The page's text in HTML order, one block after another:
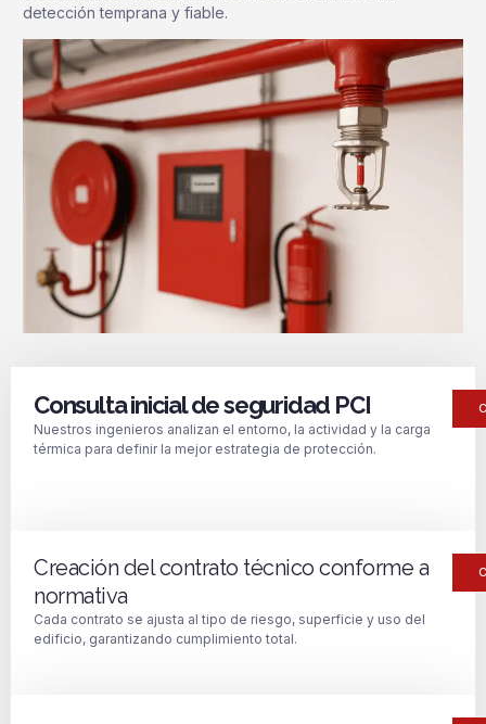
detección temprana y fiable.
Consulta inicial de seguridad PCI
Nuestros ingenieros analizan el entorno, la actividad y la carga
térmica para definir la mejor estrategia de protección.
Creación del contrato técnico conforme a
normativa
Cada contrato se ajusta al tipo de riesgo, superficie y uso del
edificio, garantizando cumplimiento total.